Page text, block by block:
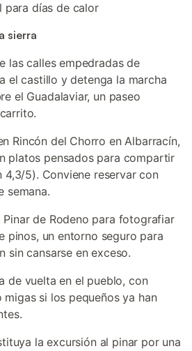
para días de calor
sierra
las calles empedradas de
el castillo y detenga la marcha
el Guadalaviar, un paseo
Rincón del Chorro en Albarracín,
platos pensados para compartir
5). Conviene reservar con
semana.
Pinar de Rodeno para fotografiar
pinos, un entorno seguro para
sin cansarse en exceso.
de vuelta en el pueblo, con
si los pequeños ya han
la excursión al pinar por una